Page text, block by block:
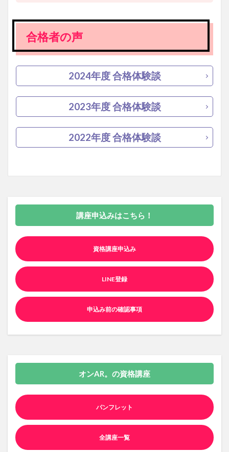
合格者の声
2024年度 合格体験談
2023年度 合格体験談
2022年度 合格体験談
講座申込みはこちら！
資格講座申込み
LINE登録
申込み前の確認事項
オンAR。の資格講座
パンフレット
全講座一覧